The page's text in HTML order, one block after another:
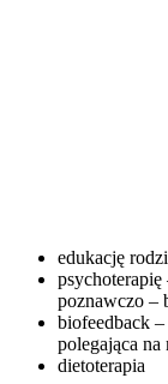
edukację
psychoterapię
poznawczo –
biofeedback –
polegająca
dietoterapia